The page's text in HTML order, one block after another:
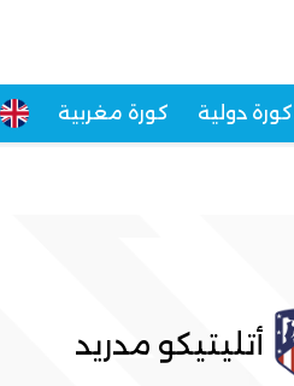
كورة دولية كورة مغربية
أتليتيكو مدريد